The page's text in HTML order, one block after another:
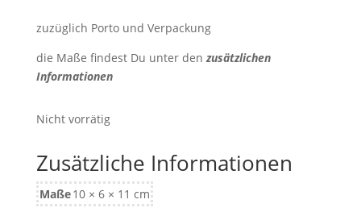
zuzüglich Porto und Verpackung
die Maße findest Du unter denzusätzlichen
Informationen
Nicht vorrätig
Zusätzliche Informationen
Maße10 × 6 × 11 cm